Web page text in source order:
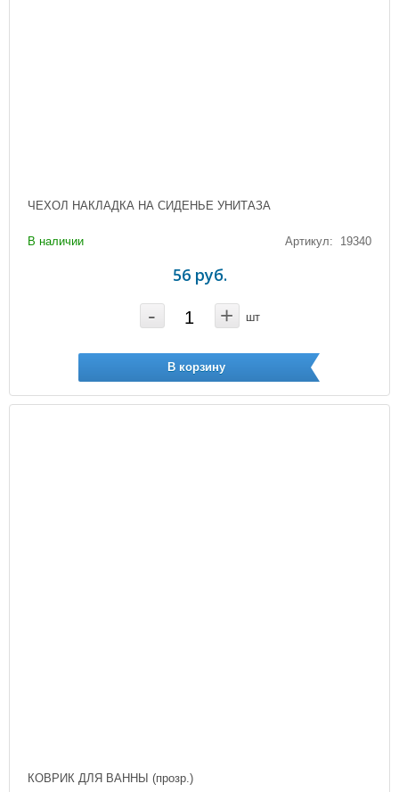
ЧЕХОЛ НАКЛАДКА НА СИДЕНЬЕ УНИТАЗА
В наличии Артикул: 19340
56 руб.
- + шт
В корзину
КОВРИК ДЛЯ ВАННЫ (прозр.)